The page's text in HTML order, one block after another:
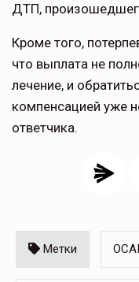
ДТП,
Кроме того,
что выплата не
лечение, и
компенсацией уже
ответчика.
Метки